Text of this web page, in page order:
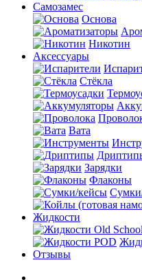
Самозамес
Основа
Никотин
Аксессуары
Стёкла
Вата
Зарядки
Флаконы
Жидкости
Отзывы